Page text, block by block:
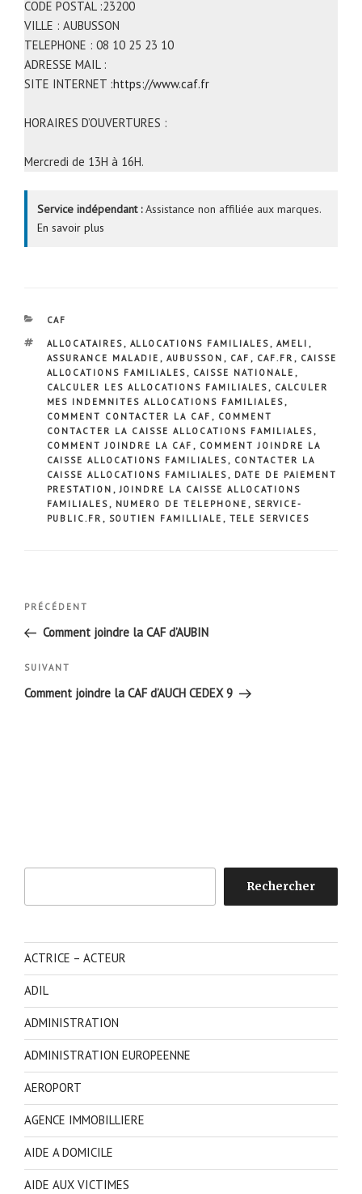
CODE POSTAL :23200
VILLE : AUBUSSON
TELEPHONE : 08 10 25 23 10
ADRESSE MAIL :
SITE INTERNET :https://www.caf.fr
HORAIRES D’OUVERTURES :
Mercredi de 13H à 16H.
Service indépendant :Assistance non affiliée aux marques.
En savoir plus
CATÉGORIES
CAF
ÉTIQUETTES
ALLOCATAIRES, ALLOCATIONS FAMILIALES, AMELI ,
ASSURANCE MALADIE , AUBUSSON , CAF , CAF.FR , CAISSE
ALLOCATIONS FAMILIALES, CAISSE NATIONALE ,
CALCULER LES ALLOCATIONS FAMILIALES, CALCULER
MES INDEMNITES ALLOCATIONS FAMILIALES,
COMMENT CONTACTER LA CAF , COMMENT
CONTACTER LA CAISSE ALLOCATIONS FAMILIALES,
COMMENT JOINDRE LA CAF , COMMENT JOINDRE LA
CAISSE ALLOCATIONS FAMILIALES, CONTACTER LA
CAISSE ALLOCATIONS FAMILIALES, DATE DE PAIEMENT
PRESTATION ,JOINDRE LA CAISSE ALLOCATIONS
FAMILIALES, NUMERO DE TELEPHONE , SERVICE-
PUBLIC.FR , SOUTIEN FAMILLIALE , TELE SERVICES
Navigation
l’article
Article
précédent
PRÉCÉDENT
Comment joindre la CAF d’AUBIN
Article
suivant
SUIVANT
Comment joindre la CAF d’AUCH CEDEX 9
Rechercher
ACTRICE – ACTEUR
ADIL
ADMINISTRATION
ADMINISTRATION EUROPEENNE
AEROPORT
AGENCE IMMOBILLIERE
AIDE A DOMICILE
AIDE AUX VICTIMES